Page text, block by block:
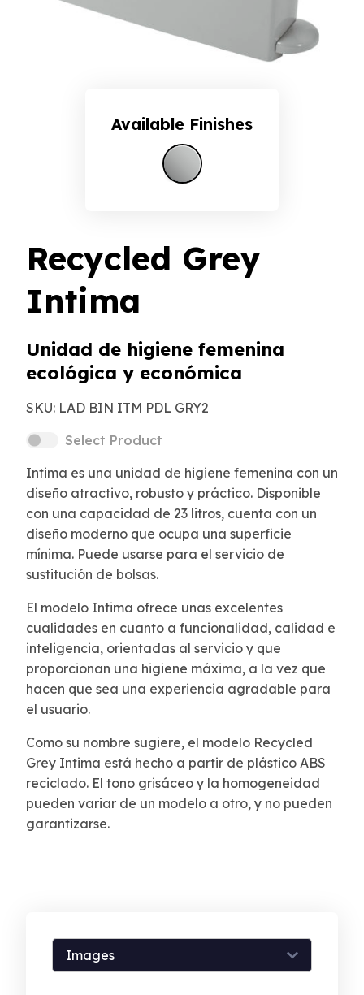
Available Finishes
Recycled Grey
Intima
Unidad de higiene femenina
ecológica y económica
SKU: LAD BIN ITM PDL GRY2
Select Product
Intima es una unidad de higiene femenina con un
diseño atractivo, robusto y práctico. Disponible
con una capacidad de 23 litros, cuenta con un
diseño moderno que ocupa una superficie
mínima. Puede usarse para el servicio de
sustitución de bolsas.
El modelo Intima ofrece unas excelentes
cualidades en cuanto a funcionalidad, calidad e
inteligencia, orientadas al servicio y que
proporcionan una higiene máxima, a la vez que
hacen que sea una experiencia agradable para
el usuario.
Como su nombre sugiere, el modelo Recycled
Grey Intima está hecho a partir de plástico ABS
reciclado. El tono grisáceo y la homogeneidad
pueden variar de un modelo a otro, y no pueden
garantizarse.